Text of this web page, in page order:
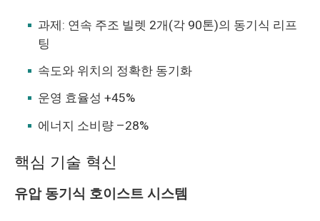
과제: 연속 주조 빌렛 2개(각 90톤)의 동기식 리프
팅
속도와 위치의 정확한 동기화
운영 효율성 +45%
에너지 소비량 –28%
핵심 기술 혁신
유압 동기식 호이스트 시스템